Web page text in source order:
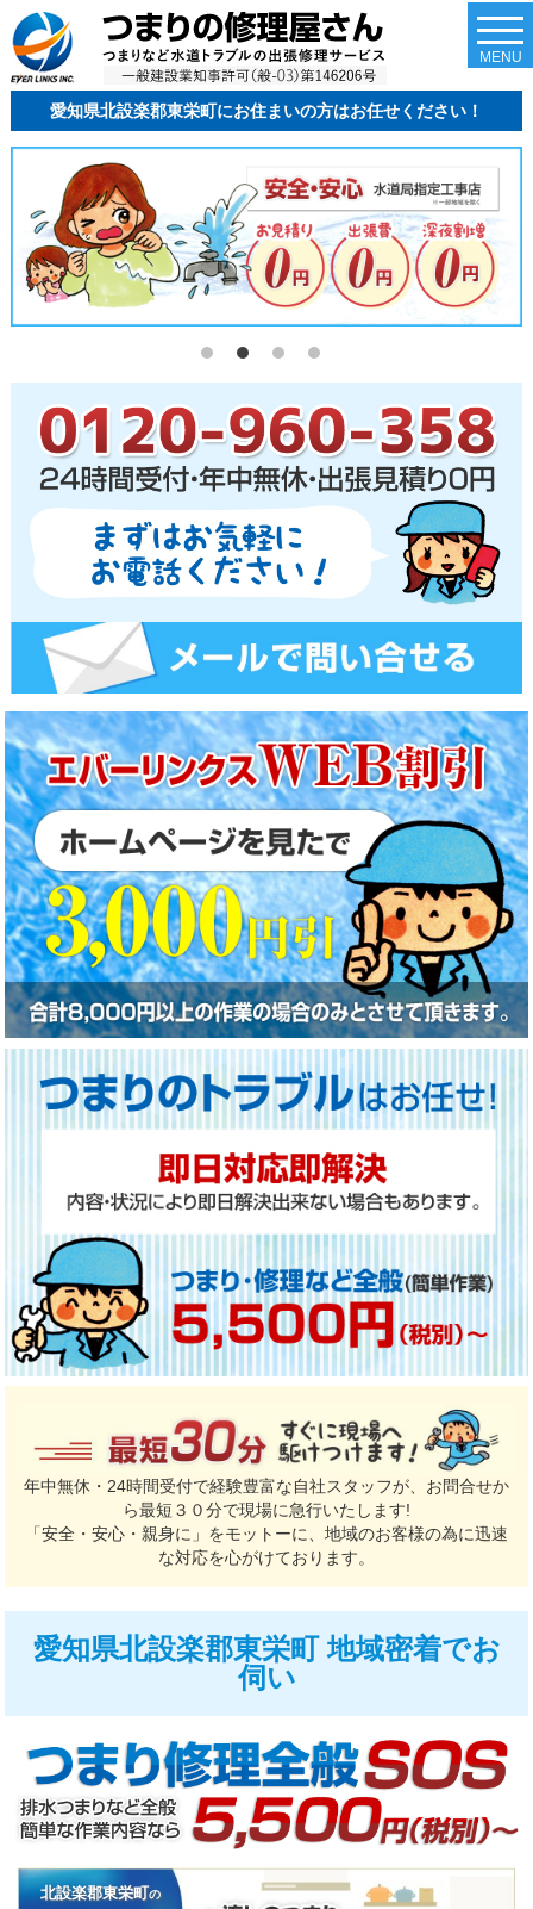
愛知県北設楽郡東栄町にお住まいの方はお任せください！
MENU
年中無休・24時間受付で経験豊富な自社スタッフが、お問合せか
ら最短３０分で現場に急行いたします!
「安全・安心・親身に」をモットーに、地域のお客様の為に迅速
な対応を心がけております。
愛知県北設楽郡東栄町 地域密着でお
伺い
北設楽郡東栄町の